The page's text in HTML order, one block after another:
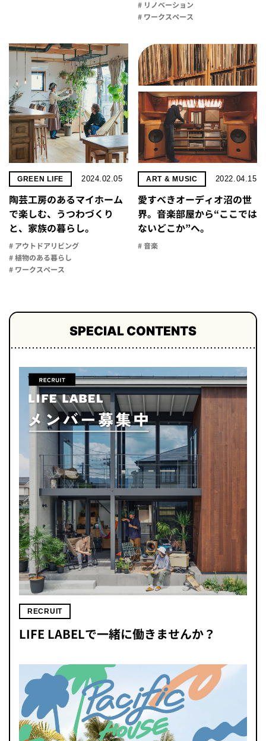
# リノベーション
# ワークスペース
GREEN LIFE 2024.02.05
陶芸工房のあるマイホーム
で楽しむ、うつわづくり
と、家族の暮らし。
# アウトドアリビング
# 植物のある暮らし
# ワークスペース
ART & MUSIC 2022.04.15
愛すべきオーディオ沼の世
界。音楽部屋から“ここでは
ないどこか”へ。
# 音楽
SPECIAL CONTENTS
RECRUIT
LIFE LABELで一緒に働きませんか？